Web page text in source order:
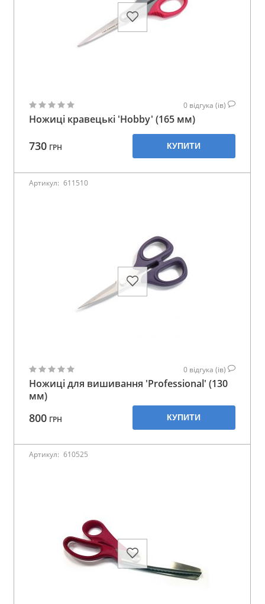
0 відгука (ів)
Ножиці кравецькі 'Hobby' (165 мм)
730 ГРН КУПИТИ
Артикул: 611510
0 відгука (ів)
Ножиці для вишивання 'Professional' (130
мм)
800 ГРН КУПИТИ
Артикул: 610525